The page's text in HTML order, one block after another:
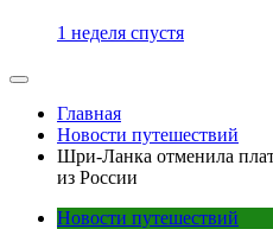
1 неделя спустя
Главная
Новости путешествий
Шри-Ланка отменила
из России
Новости путешествий